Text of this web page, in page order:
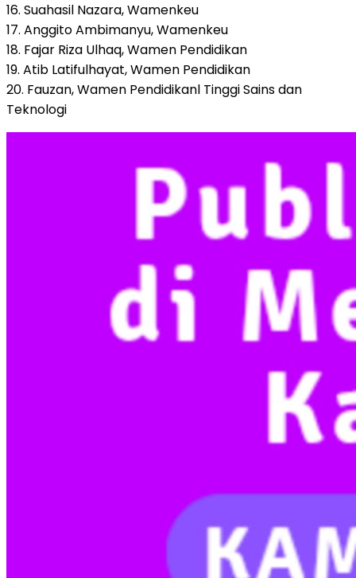
16. Suahasil Nazara, Wamenkeu
17. Anggito Ambimanyu, Wamenkeu
18. Fajar Riza Ulhaq, Wamen Pendidikan
19. Atib Latifulhayat, Wamen Pendidikan
20. Fauzan, Wamen Pendidikanl Tinggi Sains dan
Teknologi